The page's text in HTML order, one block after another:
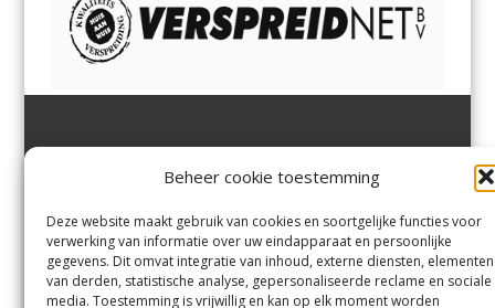
Beheer cookie toestemming
Deze website maakt gebruik van cookies en soortgelijke functies voor
verwerking van informatie over uw eindapparaat en persoonlijke
gegevens. Dit omvat integratie van inhoud, externe diensten, elementen
van derden, statistische analyse, gepersonaliseerde reclame en sociale
media. Toestemming is vrijwillig en kan op elk moment worden
Margadantstraat 34
0255-533900
info@jutter.nlofinfo@hofgee
st.nl
Velserbroek,Velsen-Zuid,
Zuid,Driehuisen
Spaarnwoude.